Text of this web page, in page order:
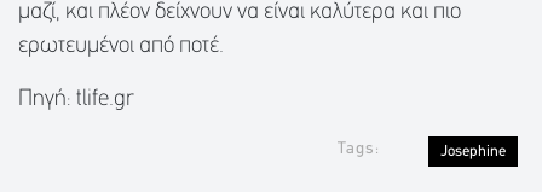
μαζί, και πλέον δείχνουν να είναι καλύτερα και πιο
ερωτευμένοι από ποτέ.
Πηγή: tlife.gr
Tags: Josephine